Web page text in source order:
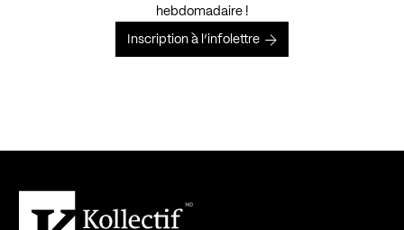
hebdomadaire !
Inscription à l’infolettre